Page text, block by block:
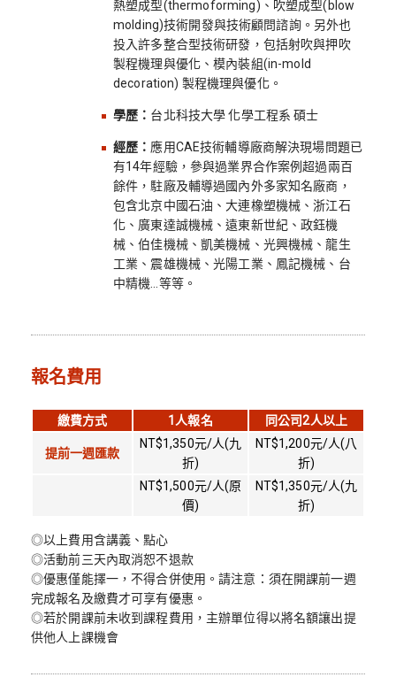
熱塑成型(thermoforming)、吹塑成型(blow
molding)技術開發與技術顧問諮詢。另外也
投入許多整合型技術研發，包括射吹與押吹
製程機理與優化、模內裝組(in-mold
decoration) 製程機理與優化。
學歷： 台北科技大學 化學工程系 碩士
經歷： 應用CAE技術輔導廠商解決現場問題已
有14年經驗，參與過業界合作案例超過兩百
餘件，駐廠及輔導過國內外多家知名廠商，
包含北京中國石油、大連橡塑機械、浙江石
化、廣東達誠機械、遠東新世紀、政鈺機
械、伯佳機械、凱美機械、光興機械、龍生
工業、震雄機械、光陽工業、鳳記機械、台
中精機…等等。
報名費用
繳費方式 1人報名 同公司2人以上
提前一週匯款
NT$1,350元/人(九
折)
NT$1,200元/人(八
折)
NT$1,500元/人(原
價)
NT$1,350元/人(九
折)
◎以上費用含講義、點心
◎活動前三天內取消恕不退款
◎優惠僅能擇一，不得合併使用。請注意：須在開課前一週
完成報名及繳費才可享有優惠。
◎若於開課前未收到課程費用，主辦單位得以將名額讓出提
供他人上課機會